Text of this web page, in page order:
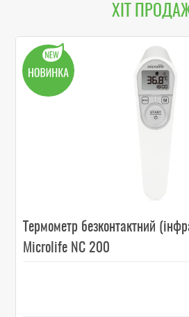
ХІТ
Термометр безконтактний
Microlife NC 200